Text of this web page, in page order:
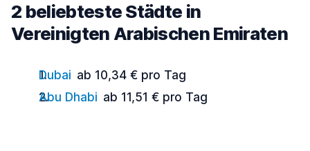
2 beliebteste Städte in
Vereinigten Arabischen Emiraten
Dubai ab 10,34 € pro Tag
Abu Dhabi ab 11,51 € pro Tag